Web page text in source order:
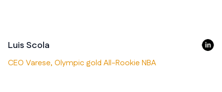
Luis Scola
CEO Varese, Olympic gold All-Rookie NBA